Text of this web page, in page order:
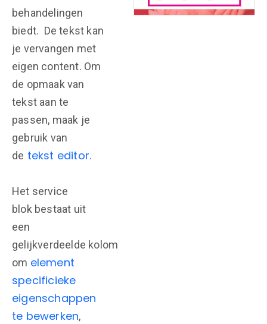
behandelingen
biedt. De tekst kan
je vervangen met
eigen content. Om
de opmaak van
tekst aan te
passen, maak je
gebruik van
de tekst editor.
Het service
blok bestaat uit
een
gelijkverdeelde kolom
om element
specificieke
eigenschappen
te bewerken,